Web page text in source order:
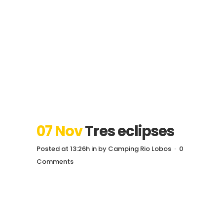
07 NovTres eclipses
Posted at 13:26h in by Camping Rio Lobos
0
Comments